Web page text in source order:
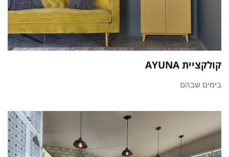
קולקציית AYUNA
בימים שבהם